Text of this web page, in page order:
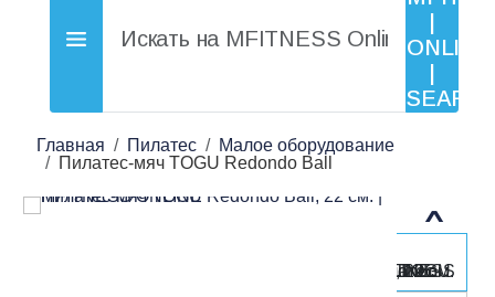
Главная Пилатес
Малое оборудование
Пилатес-мяч TOGU Redondo Ball